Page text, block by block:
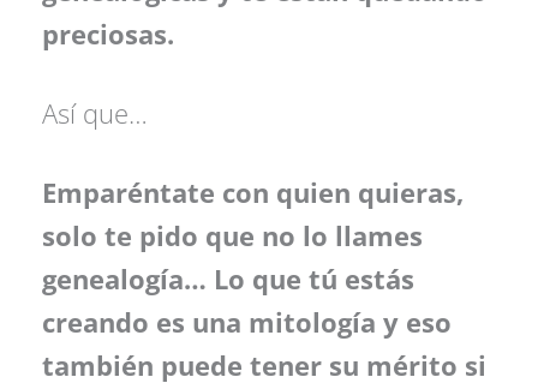
preciosas.
Así que…
Emparéntate con quien quieras,
solo te pido que no lo llames
genealogía… Lo que tú estás
creando es una mitología y eso
también puede tener su mérito si